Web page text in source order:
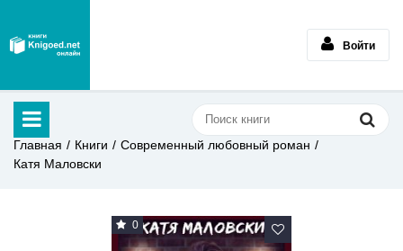
Войти
Главная Книги
Современный любовный роман
Катя Маловски
0